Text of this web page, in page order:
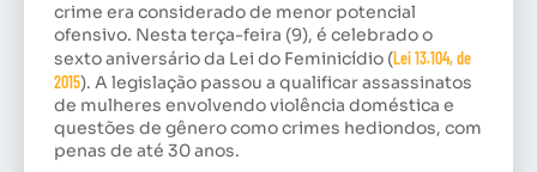
crime era considerado de menor potencial
ofensivo. Nesta terça-feira (9), é celebrado o
sexto aniversário da Lei do Feminicídio (Lei 13.104, de
2015). A legislação passou a qualificar assassinatos
de mulheres envolvendo violência doméstica e
questões de gênero como crimes hediondos, com
penas de até 30 anos.